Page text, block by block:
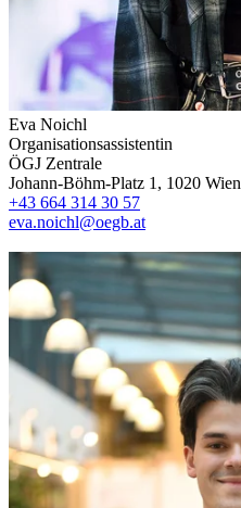
Eva Noichl
Organisationsassistentin
ÖGJ Zentrale
Johann-Böhm-Platz 1, 1020 Wien
+43 664 314 30 57
eva.noichl@oegb.at